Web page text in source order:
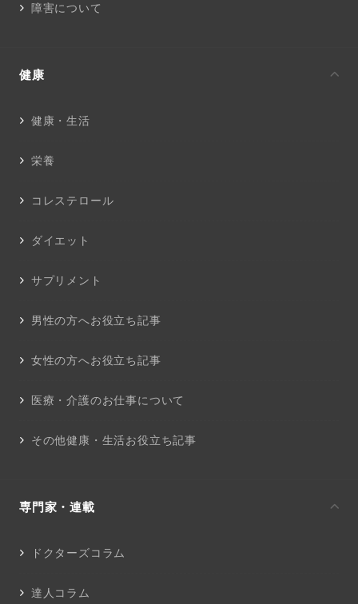
障害について
健康
健康・生活
栄養
コレステロール
ダイエット
サプリメント
男性の方へお役立ち記事
女性の方へお役立ち記事
医療・介護のお仕事について
その他健康・生活お役立ち記事
専門家・連載
ドクターズコラム
達人コラム